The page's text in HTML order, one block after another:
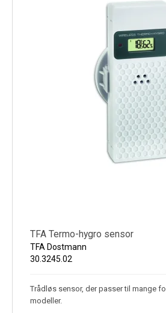
TFA Termo-hygro sensor
TFA Dostmann
30.3245.02
Trådløs sensor, der passer til mange
modeller.